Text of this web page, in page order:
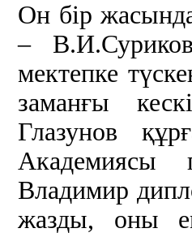
Он бір
–
мектепке
заманғы
Глазунов
Академиясы
Владимир
жазды, оны